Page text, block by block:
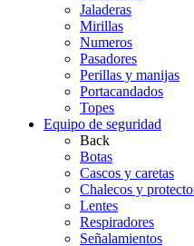
Jaladeras
Mirillas
Numeros
Pasadores
Perillas y manijas
Portacandados
Topes
Equipo de seguridad
Back
Botas
Cascos y caretas
Chalecos y
Lentes
Respiradores
Señalamientos